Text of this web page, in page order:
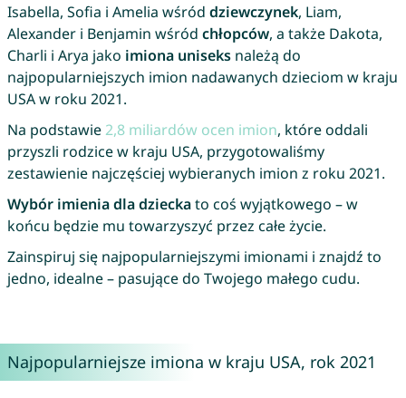
Isabella, Sofia i Amelia wśród dziewczynek, Liam,
Alexander i Benjamin wśród chłopców, a także Dakota,
Charli i Arya jako imiona uniseksnależą do
najpopularniejszych imion nadawanych dzieciom w kraju
USA w roku 2021.
Na podstawie2,8 miliardów ocen imion, które oddali
przyszli rodzice w kraju USA, przygotowaliśmy
zestawienie najczęściej wybieranych imion z roku 2021.
Wybór imienia dla dzieckato coś wyjątkowego – w
końcu będzie mu towarzyszyć przez całe życie.
Zainspiruj się najpopularniejszymi imionami i znajdź to
jedno, idealne – pasujące do Twojego małego cudu.
Najpopularniejsze imiona w kraju USA, rok 2021